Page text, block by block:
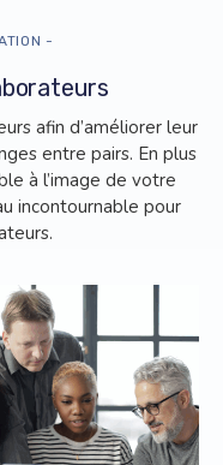
-
afin d’améliorer leur
entre pairs. En plus
à l’image de votre
incontournable pour